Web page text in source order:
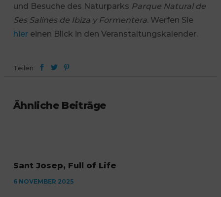
und Besuche des Naturparks Parque Natural de
Ses Salines de Ibiza y Formentera. Werfen Sie
hier einen Blick in den Veranstaltungskalender.
Teilen
Ähnliche Beiträge
Sant Josep, Full of Life
6 NOVEMBER 2025